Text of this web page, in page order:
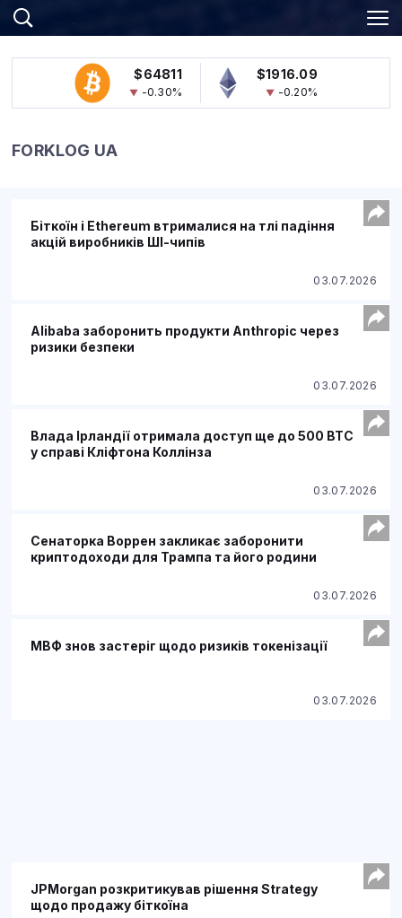
$64811
-0.30%
$1916.09
-0.20%
FORKLOG UA
Біткоїн і Ethereum втрималися на тлі падіння
акцій виробників ШІ-чипів
03.07.2026
Alibaba заборонить продукти Anthropic через
ризики безпеки
03.07.2026
Влада Ірландії отримала доступ ще до 500 BTC
у справі Кліфтона Коллінза
03.07.2026
Сенаторка Воррен закликає заборонити
криптодоходи для Трампа та його родини
03.07.2026
МВФ знов застеріг щодо ризиків токенізації
03.07.2026
JPMorgan розкритикував рішення Strategy
щодо продажу біткоїна